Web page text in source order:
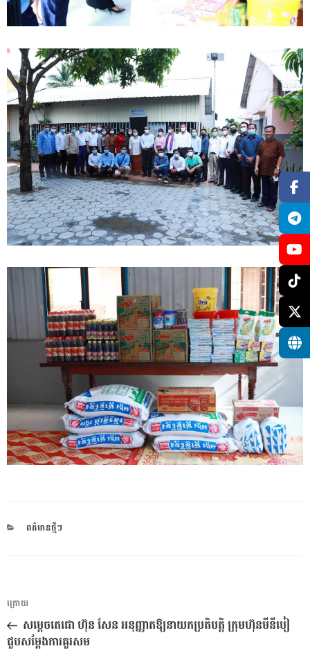
CATEGORIES
ពត៌មានថ្មីៗ
ការ​
នាំទិស​
ប្រកាស
អត្ថបទ
មុន
ក្រោយ
សម្តេចតេជោ ហ៊ុន សែន អនុញ្ញាតឱ្យនាយកប្រតិបត្តិ ក្រុមហ៊ុនមីនីបៀ
ជួបសម្តែងការគួរសម